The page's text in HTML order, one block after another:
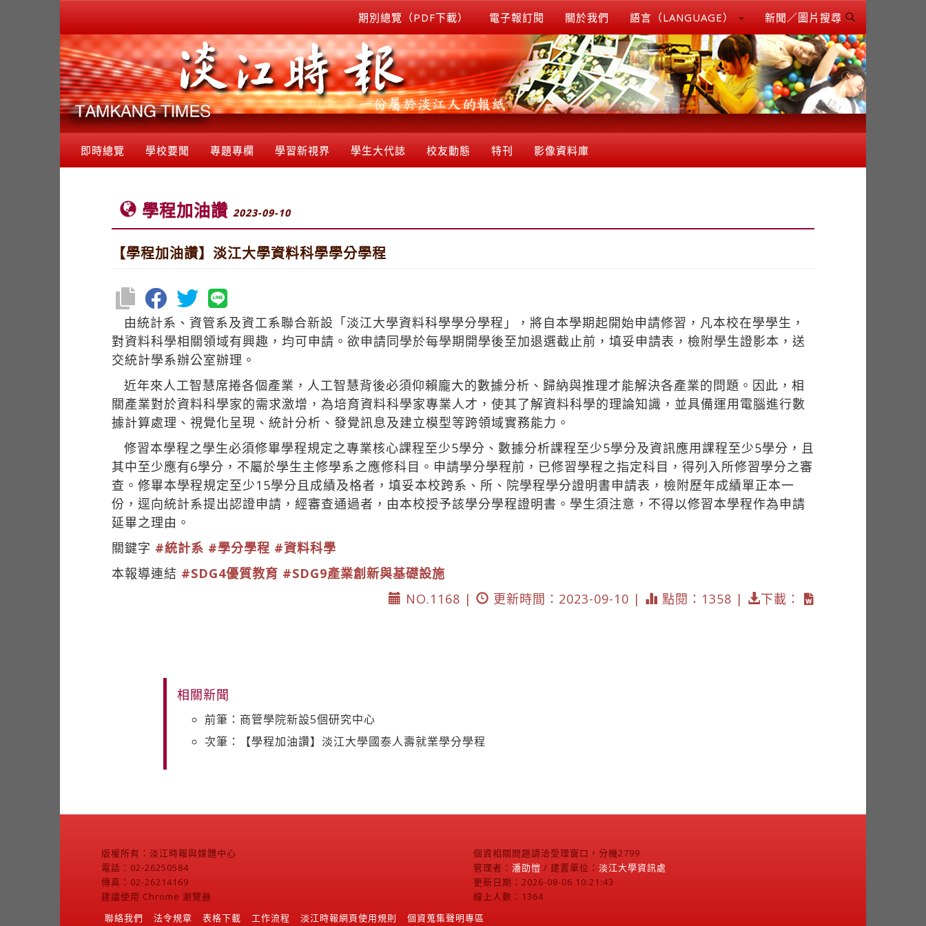
期別總覽（PDF下載） 電子報訂閱 關於我們 語言（LANGUAGE） 新聞／圖片搜尋
即時總覽 學校要聞 專題專欄 學習新視界 學生大代誌 校友動態 特刊 影像資料庫
學程加油讚 2023-09-10
【學程加油讚】淡江大學資料科學學分學程
由統計系、資管系及資工系聯合新設「淡江大學資料科學學分學程」，將自本學期起開始申請修習，凡本校在學學生，
對資料科學相關領域有興趣，均可申請。欲申請同學於每學期開學後至加退選截止前，填妥申請表，檢附學生證影本，送
交統計學系辦公室辦理。
近年來人工智慧席捲各個產業，人工智慧背後必須仰賴龐大的數據分析、歸納與推理才能解決各產業的問題。因此，相
關產業對於資料科學家的需求激增，為培育資料科學家專業人才，使其了解資料科學的理論知識，並具備運用電腦進行數
據計算處理、視覺化呈現、統計分析、發覺訊息及建立模型等跨領域實務能力。
修習本學程之學生必須修畢學程規定之專業核心課程至少5學分、數據分析課程至少5學分及資訊應用課程至少5學分，且
其中至少應有6學分，不屬於學生主修學系之應修科目。申請學分學程前，已修習學程之指定科目，得列入所修習學分之審
查。修畢本學程規定至少15學分且成績及格者，填妥本校跨系、所、院學程學分證明書申請表，檢附歷年成績單正本一
份，逕向統計系提出認證申請，經審查通過者，由本校授予該學分學程證明書。學生須注意，不得以修習本學程作為申請
延畢之理由。
關鍵字 #統計系 #學分學程 #資料科學
本報導連結 #SDG4優質教育 #SDG9產業創新與基礎設施
NO.1168 |
更新時間：2023-09-10 | 點閱：1358 | 下載：
相關新聞
前筆：商管學院新設5個研究中心
次筆：【學程加油讚】淡江大學國泰人壽就業學分學程
版權所有：淡江時報與媒體中心
電話：02-26250584
傳真：02-26214169
建議使用 Chrome 瀏覽器
個資相關問題請洽受理窗口，分機2799
管理者： 潘劭愷 / 建置單位： 淡江大學資訊處
更新日期：2026-08-06 10:21:43
線上人數：1364
聯絡我們
法令規章 表格下載 工作流程 淡江時報網頁使用規則 個資蒐集聲明專區